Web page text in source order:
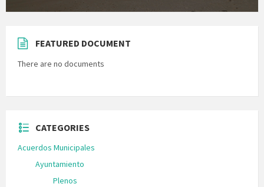
FEATURED DOCUMENT
There are no documents
CATEGORIES
Acuerdos Municipales
Ayuntamiento
Plenos